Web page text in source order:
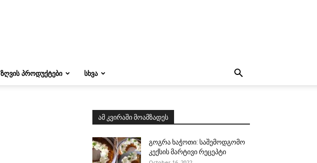
ᲖᲦᲕᲘᲡ ᲞᲠᲝᲓᲣᲥᲢᲔᲑᲘ ᲡᲮᲕᲐ
ამ კვირაში მოამზადეს
გოგრა ხაჭოთი: საშემოდგომო
კექსის მარტივი რეცეპტი